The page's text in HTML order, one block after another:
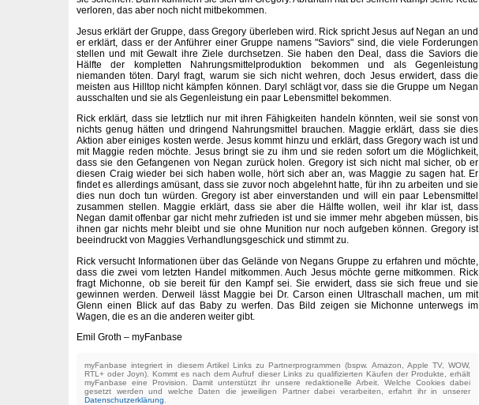
verloren, das aber noch nicht mitbekommen.
Jesus erklärt der Gruppe, dass Gregory überleben wird. Rick spricht Jesus auf Negan an und
er erklärt, dass er der Anführer einer Gruppe namens "Saviors" sind, die viele Forderungen
stellen und mit Gewalt ihre Ziele durchsetzen. Sie haben den Deal, dass die Saviors die
Hälfte der kompletten Nahrungsmittelproduktion bekommen und als Gegenleistung
niemanden töten. Daryl fragt, warum sie sich nicht wehren, doch Jesus erwidert, dass die
meisten aus Hilltop nicht kämpfen können. Daryl schlägt vor, dass sie die Gruppe um Negan
ausschalten und sie als Gegenleistung ein paar Lebensmittel bekommen.
Rick erklärt, dass sie letztlich nur mit ihren Fähigkeiten handeln könnten, weil sie sonst von
nichts genug hätten und dringend Nahrungsmittel brauchen. Maggie erklärt, dass sie dies
Aktion aber einiges kosten werde. Jesus kommt hinzu und erklärt, dass Gregory wach ist und
mit Maggie reden möchte. Jesus bringt sie zu ihm und sie reden sofort um die Möglichkeit,
dass sie den Gefangenen von Negan zurück holen. Gregory ist sich nicht mal sicher, ob er
diesen Craig wieder bei sich haben wolle, hört sich aber an, was Maggie zu sagen hat. Er
findet es allerdings amüsant, dass sie zuvor noch abgelehnt hatte, für ihn zu arbeiten und sie
dies nun doch tun würden. Gregory ist aber einverstanden und will ein paar Lebensmittel
zusammen stellen. Maggie erklärt, dass sie aber die Hälfte wollen, weil ihr klar ist, dass
Negan damit offenbar gar nicht mehr zufrieden ist und sie immer mehr abgeben müssen, bis
ihnen gar nichts mehr bleibt und sie ohne Munition nur noch aufgeben können. Gregory ist
beeindruckt von Maggies Verhandlungsgeschick und stimmt zu.
Rick versucht Informationen über das Gelände von Negans Gruppe zu erfahren und möchte,
dass die zwei vom letzten Handel mitkommen. Auch Jesus möchte gerne mitkommen. Rick
fragt Michonne, ob sie bereit für den Kampf sei. Sie erwidert, dass sie sich freue und sie
gewinnen werden. Derweil lässt Maggie bei Dr. Carson einen Ultraschall machen, um mit
Glenn einen Blick auf das Baby zu werfen. Das Bild zeigen sie Michonne unterwegs im
Wagen, die es an die anderen weiter gibt.
Emil Groth – myFanbase
myFanbase integriert in diesem Artikel Links zu Partnerprogrammen (bspw. Amazon, Apple TV, WOW,
RTL+ oder Joyn). Kommt es nach dem Aufruf dieser Links zu qualifizierten Käufen der Produkte, erhält
myFanbase eine Provision. Damit unterstützt ihr unsere redaktionelle Arbeit. Welche Cookies dabei
gesetzt werden und welche Daten die jeweiligen Partner dabei verarbeiten, erfahrt ihr in unserer
Datenschutzerklärung